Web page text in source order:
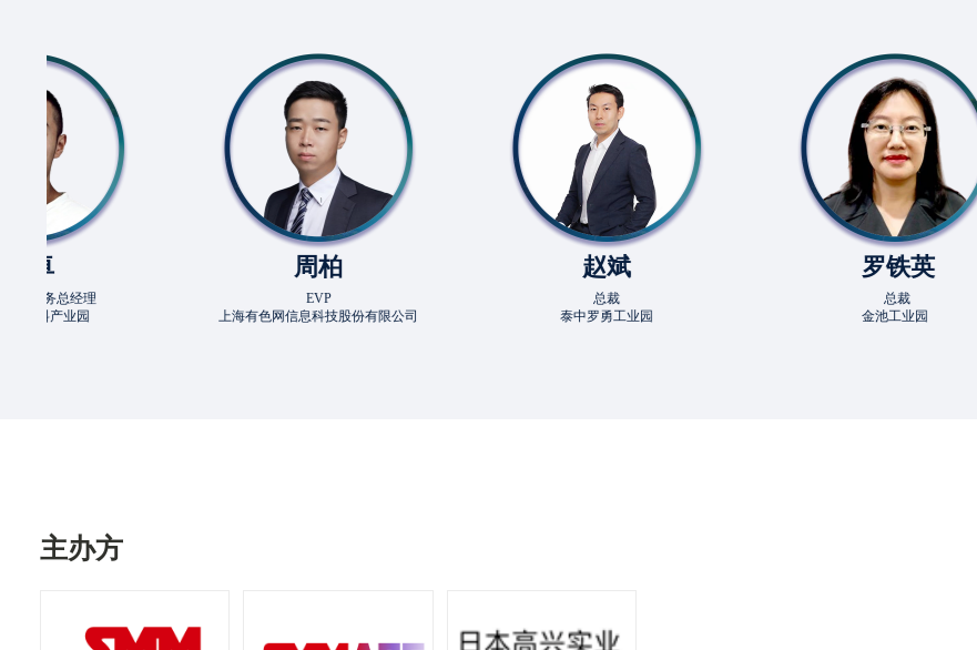
上海有色网信息科技股份有限公司
泰中罗勇工业园
主办方